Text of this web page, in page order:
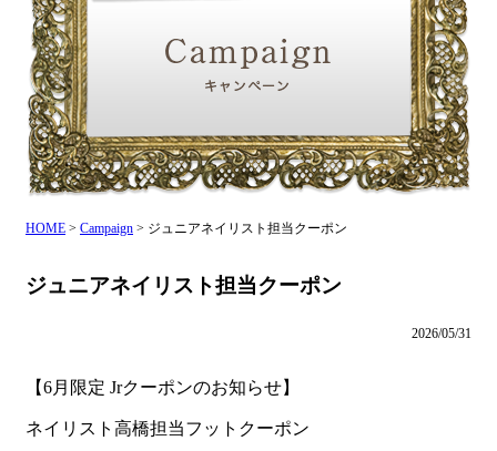
HOME > Campaign > ジュニアネイリスト担当クーポン
ジュニアネイリスト担当クーポン
2026/05/31
【6月限定 Jrクーポンのお知らせ】
ネイリスト高橋担当フットクーポン